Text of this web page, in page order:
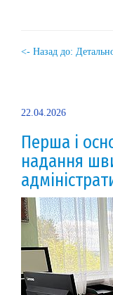
<- Назад до:
22.04.2026
Перша і
надання